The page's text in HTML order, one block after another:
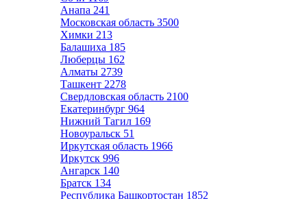
Анапа 241
Московская область 3500
Химки 213
Балашиха 185
Люберцы 162
Алматы 2739
Ташкент 2278
Свердловская область 2100
Екатеринбург 964
Нижний Тагил 169
Новоуральск 51
Иркутская область 1966
Иркутск 996
Ангарск 140
Братск 134
Республика Башкортостан 1852